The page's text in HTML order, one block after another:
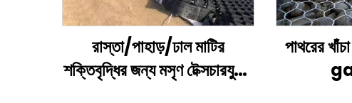
রাস্তা/পাহাড়/ঢাল মাটির
শক্তিবৃদ্ধির জন্য মসৃণ টেক্সচারযুক্ত
পাথরের